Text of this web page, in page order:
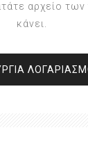
αρχείο
κάνει.